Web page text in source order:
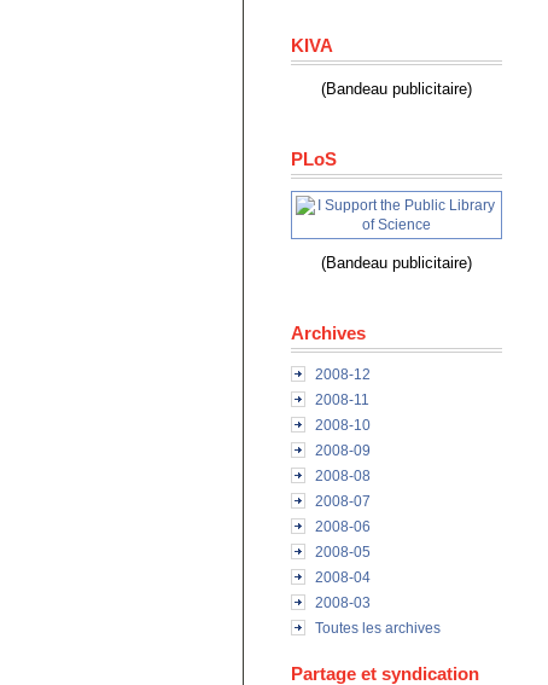
KIVA
(Bandeau publicitaire)
PLoS
(Bandeau publicitaire)
Archives
2008-12
2008-11
2008-10
2008-09
2008-08
2008-07
2008-06
2008-05
2008-04
2008-03
Toutes les archives
Partage et syndication